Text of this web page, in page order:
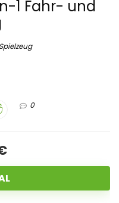
1 Fahr- und
Spielzeug
0